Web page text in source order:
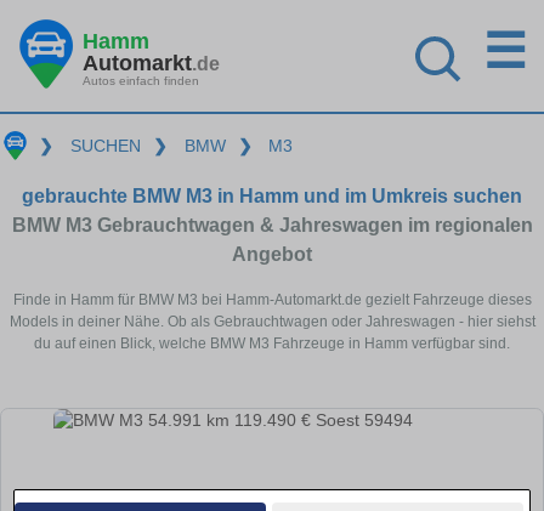
Hamm
Automarkt.de
Autos einfach finden
☰
❯ SUCHEN ❯ BMW ❯ M3
gebrauchte BMW M3 in Hamm und im Umkreis suchen
BMW M3 Gebrauchtwagen & Jahreswagen im regionalen
Angebot
Finde in Hamm für BMW M3 bei Hamm-Automarkt.de gezielt Fahrzeuge dieses
Models in deiner Nähe. Ob als Gebrauchtwagen oder Jahreswagen - hier siehst
du auf einen Blick, welche BMW M3 Fahrzeuge in Hamm verfügbar sind.